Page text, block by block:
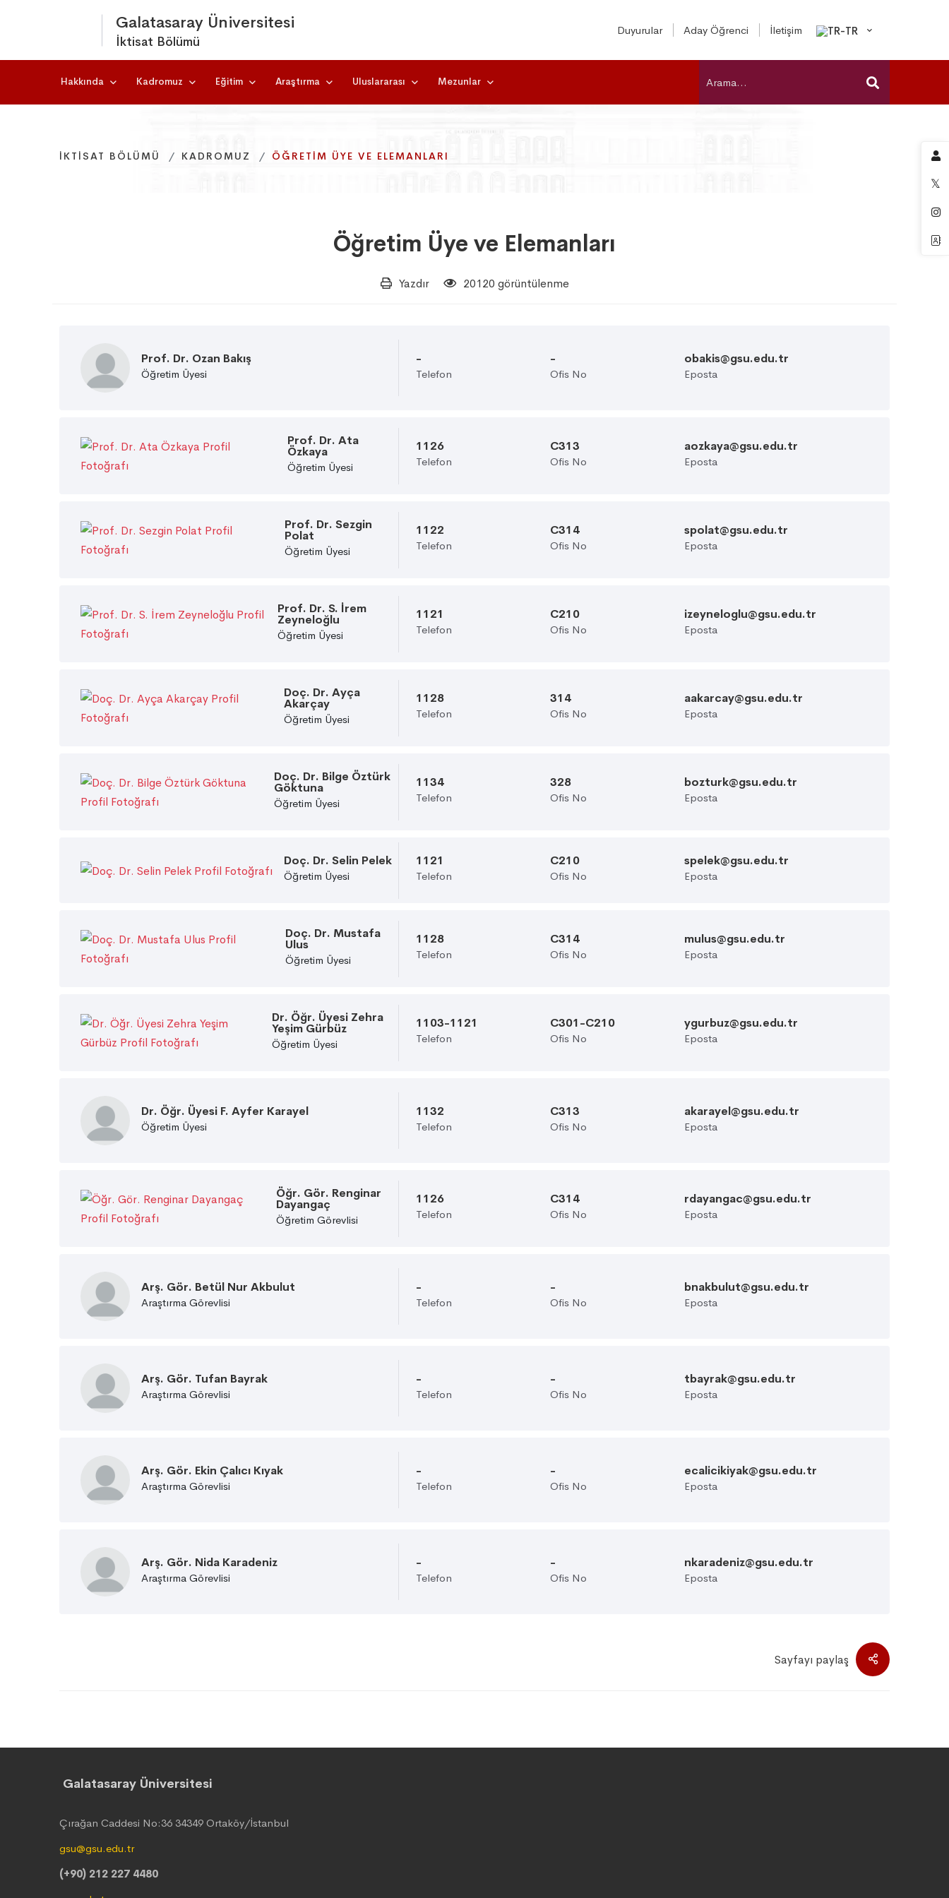
Galatasaray Üniversitesi
İktisat Bölümü
Duyurular Aday Öğrenci İletişim
Hakkında Kadromuz Eğitim Araştırma Uluslararası Mezunlar
İKTISAT BÖLÜMÜ KADROMUZ ÖĞRETIM ÜYE VE ELEMANLARI
İKTISAT BÖLÜMÜ KADROMUZ ÖĞRETIM ÜYE VE ELEMANLARI
İKTISAT BÖLÜMÜ KADROMUZ ÖĞRETIM ÜYE VE ELEMANLARI
Öğretim Üye ve Elemanları
Yazdır 20120 görüntülenme
Prof. Dr. Ozan Bakış
Öğretim Üyesi
-
Telefon
-
Ofis No
obakis@gsu.edu.tr
Eposta
Prof. Dr. Ata
Özkaya
Öğretim Üyesi
1126
Telefon
C313
Ofis No
aozkaya@gsu.edu.tr
Eposta
Prof. Dr. Sezgin
Polat
Öğretim Üyesi
1122
Telefon
C314
Ofis No
spolat@gsu.edu.tr
Eposta
Prof. Dr. S. İrem
Zeyneloğlu
Öğretim Üyesi
1121
Telefon
C210
Ofis No
izeyneloglu@gsu.edu.tr
Eposta
Doç. Dr. Ayça
Akarçay
Öğretim Üyesi
1128
Telefon
314
Ofis No
aakarcay@gsu.edu.tr
Eposta
Doç. Dr. Bilge Öztürk
Göktuna
Öğretim Üyesi
1134
Telefon
328
Ofis No
bozturk@gsu.edu.tr
Eposta
Doç. Dr. Selin Pelek
Öğretim Üyesi
1121
Telefon
C210
Ofis No
spelek@gsu.edu.tr
Eposta
Doç. Dr. Mustafa
Ulus
Öğretim Üyesi
1128
Telefon
C314
Ofis No
mulus@gsu.edu.tr
Eposta
Dr. Öğr. Üyesi Zehra
Yeşim Gürbüz
Öğretim Üyesi
1103-1121
Telefon
C301-C210
Ofis No
ygurbuz@gsu.edu.tr
Eposta
Dr. Öğr. Üyesi F. Ayfer Karayel
Öğretim Üyesi
1132
Telefon
C313
Ofis No
akarayel@gsu.edu.tr
Eposta
Öğr. Gör. Renginar
Dayangaç
Öğretim Görevlisi
1126
Telefon
C314
Ofis No
rdayangac@gsu.edu.tr
Eposta
Arş. Gör. Betül Nur Akbulut
Araştırma Görevlisi
-
Telefon
-
Ofis No
bnakbulut@gsu.edu.tr
Eposta
Arş. Gör. Tufan Bayrak
Araştırma Görevlisi
-
Telefon
-
Ofis No
tbayrak@gsu.edu.tr
Eposta
Arş. Gör. Ekin Çalıcı Kıyak
Araştırma Görevlisi
-
Telefon
-
Ofis No
ecalicikiyak@gsu.edu.tr
Eposta
Arş. Gör. Nida Karadeniz
Araştırma Görevlisi
-
Telefon
-
Ofis No
nkaradeniz@gsu.edu.tr
Eposta
Sayfayı paylaş
Galatasaray Üniversitesi
Çırağan Caddesi No:36 34349 Ortaköy/İstanbul
gsu@gsu.edu.tr
(+90) 212 227 4480